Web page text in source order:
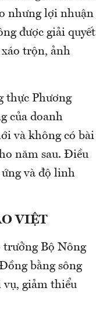
nhưng lợi nhuận
được giải quyết
trộn, ảnh
thực Phương
của doanh
và không có bài
năm sau. Ðiều
và độ linh
VIỆT
trưởng Bộ Nông
bằng sông
vụ, giảm thiểu